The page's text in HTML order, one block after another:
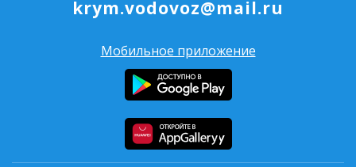
krym.vodovoz@mail.ru
Мобильное приложение